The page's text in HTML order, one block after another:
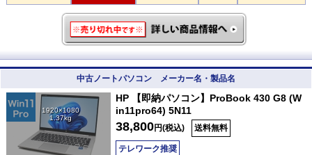
中古ノートパソコン メーカー名・製品名
1920×1080
1.37kg
HP 【即納パソコン】ProBook 430 G8 (W
in11pro64) 5N11
38,800円(税込) 送料無料
テレワーク推奨